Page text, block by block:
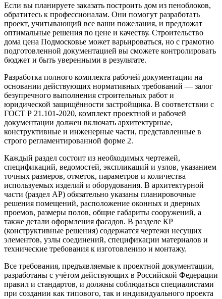
Если вы планируете заказать построить дом из пеноблоков,
обратитесь к профессионалам. Они помогут разработать
проект, учитывающий все ваши пожелания, и предложат
оптимальные решения по цене и качеству. Строительство
дома цена Подмосковье может варьироваться, но с грамотно
подготовленной документацией вы сможете контролировать
бюджет и быть уверенными в результате.
Разработка полного комплекта рабочей документации на
основании действующих нормативных требований — залог
безупречного выполнения строительных работ и
юридической защищённости застройщика. В соответствии с
ГОСТ Р 21.101-2020, комплект проектной и рабочей
документации должен включать архитектурные,
конструктивные и инженерные части, представленные в
строго регламентированной форме 2.
Каждый раздел состоит из необходимых чертежей,
спецификаций, ведомостей, экспликаций и узлов, указанием
точных размеров, отметок, параметров и количества
используемых изделий и оборудования. В архитектурной
части (раздел АР) обязательно указаны планировочные
решения помещений, расположение оконных и дверных
проемов, размеры полов, общие габариты сооружений, а
также детали оформления фасадов. В разделе КР
(конструктивные решения) содержатся чертежи несущих
элементов, узлы соединений, спецификации материалов и
технические требования к изготовлению и монтажу.
Все требования, предъявляемые к проектной документации,
разработаны с учётом действующих в Российской Федерации
правил и стандартов, и должны соблюдаться специалистами
при создании как типового, так и индивидуального проекта